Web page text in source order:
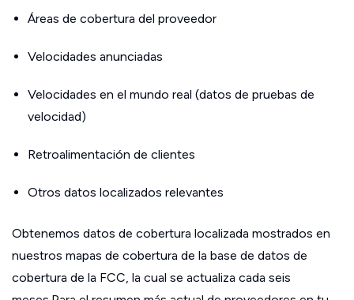
Áreas de cobertura del proveedor
Velocidades anunciadas
Velocidades en el mundo real (datos de pruebas de
velocidad)
Retroalimentación de clientes
Otros datos localizados relevantes
Obtenemos datos de cobertura localizada mostrados en
nuestros mapas de cobertura de la base de datos de
cobertura de la FCC, la cual se actualiza cada seis